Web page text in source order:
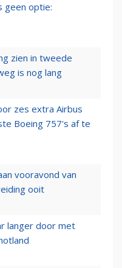
geen optie:
zien in tweede
is nog lang
zes extra Airbus
Boeing 757's af te
vooravond van
ooit
langer door met